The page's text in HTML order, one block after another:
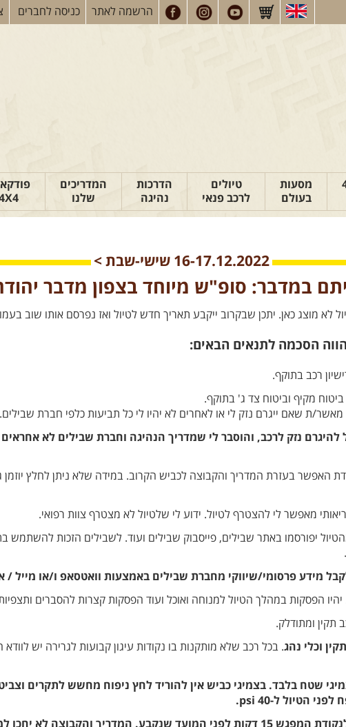
הרשמה לאתר כניסה לחברים
מסעות
בעולם
טיולים
לרכב פנאי
הדרכות
נהיגה
המדריכים
שלנו
16-17.12.2022 שישי-שבת >
במדבר: סופ"ש מיוחד בצפון מדבר
לא מוצג כאן. יתכן שבקרוב ייקבע תאריך חדש לטיול ואז נפרסם אותו שוב
הסכמה לתנאים הבאים:
רכב בתוקף.
מקיף וביטוח צד ג' בתוקף.
ת שאם ייגרם נזק לי או לאחרים לא יהיו לי כל תביעות כלפי חברת שבילים.
להיגרם נזק לרכב, והוסבר לי שמדריך הנהיגה וחברת שבילים לא
האפשר בעזרת המדריך והקבוצה לכביש הקרוב. במידה שלא ניתן לחלץ יוזמן
מאפשר לי להצטרף לטיול. ידוע לי שלטיול לא מצטרף צוות רפואי.
יפורסמו באתר שבילים, פייסבוק שבילים ועוד. לשבילים הזכות להשתמש
מידע פרסומי/שיווקי מחברת שבילים באמצעות וואטסאפ ו/או מייל
הפסקות במהלך הטיול למנוחה ואוכל ועוד הפסקות קצרות להסברים
תקין ומתודלק.
וכלי נהג. בכל רכב שלא מותקנות בו נקודות עיגון קבועות לגרירה יש
שטח בלבד. בצמיגי כביש אין להוריד לחץ ניפוח מחשש לתקרים
הגעה לטיול: מומלץ להגיע לנקודת המפגש 15 דקות לפני המועד שנקבע. המדריך